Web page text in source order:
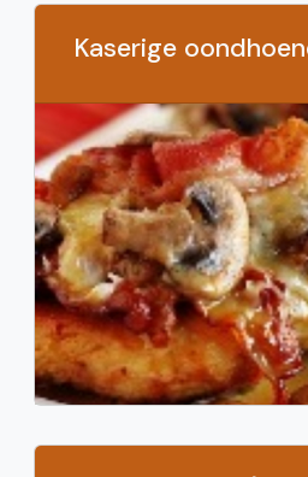
Kaserige